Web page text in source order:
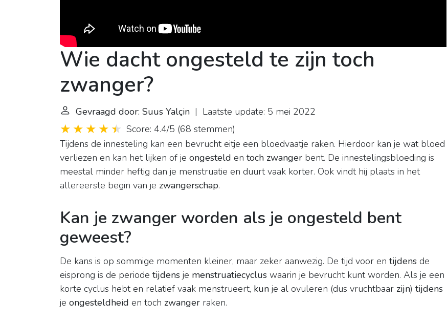
Wie dacht ongesteld te zijn toch
zwanger?
Gevraagd door: Suus Yalçin | Laatste update: 5 mei 2022
Score: 4.4/5 (68 stemmen)
Tijdens de innesteling kan een bevrucht eitje een bloedvaatje raken. Hierdoor kan je wat bloed
verliezen en kan het lijken of je ongesteld en toch zwanger bent. De innestelingsbloeding is
meestal minder heftig dan je menstruatie en duurt vaak korter. Ook vindt hij plaats in het
allereerste begin van je zwangerschap.
Kan je zwanger worden als je ongesteld bent
geweest?
De kans is op sommige momenten kleiner, maar zeker aanwezig. De tijd voor en tijdens de
eisprong is de periode tijdens je menstruatiecyclus waarin je bevrucht kunt worden. Als je een
korte cyclus hebt en relatief vaak menstrueert, kun je al ovuleren (dus vruchtbaar zijn) tijdens
je ongesteldheid en toch zwanger raken.